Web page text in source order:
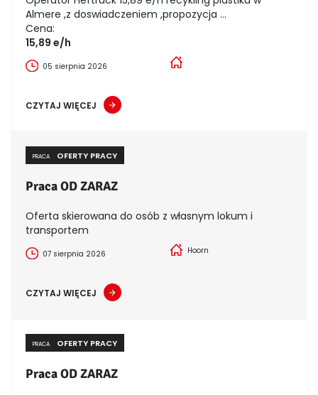
Almere ,z doswiadczeniem ,propozycja ...
Cena:
15,89 e/h
05 sierpnia 2026
CZYTAJ WIĘCEJ
PRACA OFERTY PRACY
Praca OD ZARAZ
Oferta skierowana do osób z własnym lokum i
transportem
07 sierpnia 2026 Hoorn
CZYTAJ WIĘCEJ
PRACA OFERTY PRACY
Praca OD ZARAZ